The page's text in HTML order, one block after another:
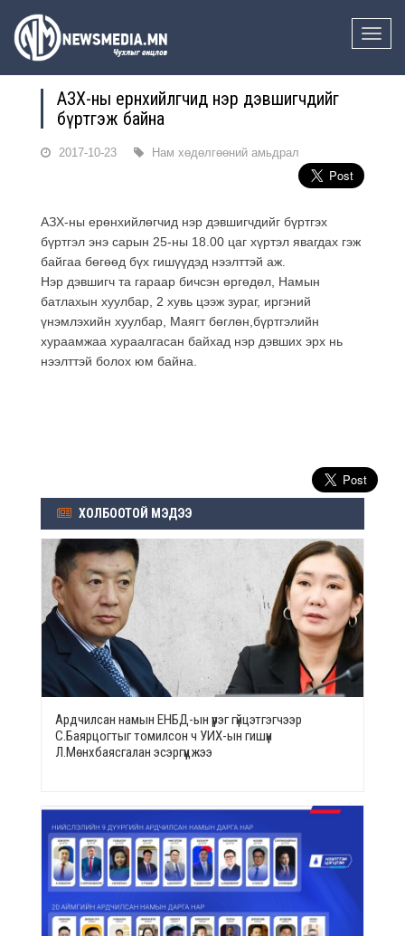
Toggle
АЗХ-ны ерөнхийлөгчид нэр дэвшигчдийг
бүртгэж байна
2017-10-23 Нам хөдөлгөөний амьдрал
АЗХ-ны ерөнхийлөгчид нэр дэвшигчдийг бүртгэх
бүртгэл энэ сарын 25-ны 18.00 цаг хүртэл явагдах гэж
байгаа бөгөөд бүх гишүүдэд нээлттэй аж.
Нэр дэвшигч та гараар бичсэн өргөдөл, Намын
батлахын хуулбар, 2 хувь цээж зураг, иргэний
үнэмлэхийн хуулбар, Маягт бөглөн,бүртгэлийн
хураамжаа хураалгасан байхад нэр дэвших эрх нь
нээлттэй болох юм байна.
ХОЛБООТОЙ МЭДЭЭ
Ардчилсан намын ЕНБД-ын үүрэг гүйцэтгэгчээр
С.Баярцогтыг томилсон ч УИХ-ын гишүүн
Л.Мөнхбаясгалан эсэргүүцжээ